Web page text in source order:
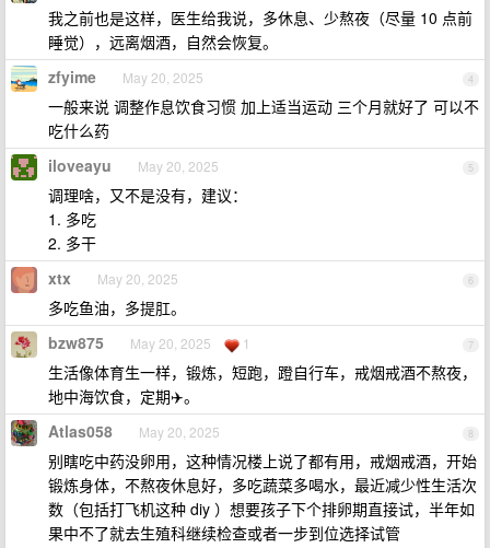
我之前也是这样，医生给我说，多休息、少熬夜（尽量 10 点前
睡觉），远离烟酒，自然会恢复。
4
zfyime May 20, 2025
一般来说 调整作息饮食习惯 加上适当运动 三个月就好了 可以不
吃什么药
5
iloveayu May 20, 2025
调理啥，又不是没有，建议：
1. 多吃
2. 多干
6
xtx May 20, 2025
多吃鱼油，多提肛。
7
bzw875 May 20, 2025 1
生活像体育生一样，锻炼，短跑，蹬自行车，戒烟戒酒不熬夜，
地中海饮食，定期✈️。
8
Atlas058 May 20, 2025
别瞎吃中药没卵用，这种情况楼上说了都有用，戒烟戒酒，开始
锻炼身体，不熬夜休息好，多吃蔬菜多喝水，最近减少性生活次
数（包括打飞机这种 diy ）想要孩子下个排卵期直接试，半年如
果中不了就去生殖科继续检查或者一步到位选择试管